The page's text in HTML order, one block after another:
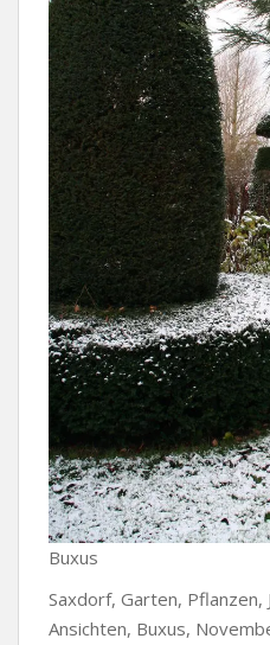
Buxus
Saxdorf, Garten, Pflanzen,
Ansichten, Buxus,